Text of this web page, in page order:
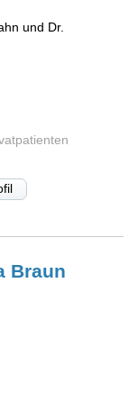
und Dr.
Braun